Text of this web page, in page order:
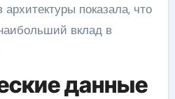
показала, что
вклад в
данные